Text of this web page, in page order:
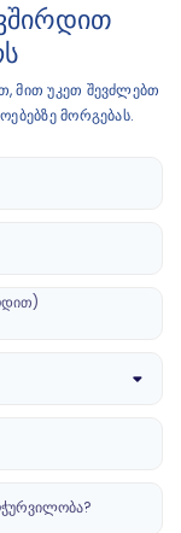
მით უკეთ შევძლებთ
მორგებას.